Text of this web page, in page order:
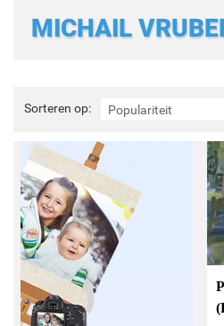
MICHAIL
Sorteren op: Populariteit
Sorteren
op: